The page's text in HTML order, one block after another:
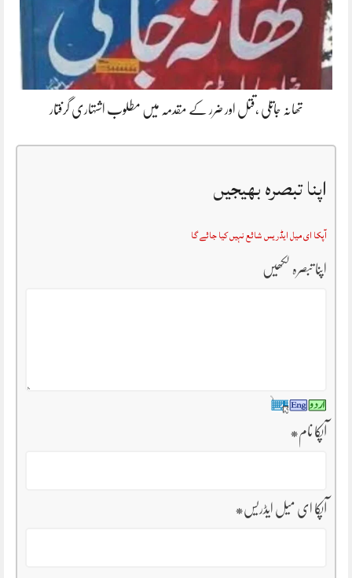
تھانہ جاتلی ،قتل اور ضرر کے مقدمہ میں مطلوب اشتہاری گرفتار
اپنا تبصرہ بھیجیں
آپکا ای میل ایڈریس شائع نہیں کیا جائے گا
اپنا تبصرہ لکھیں
آپکا نام*
آپکا ای میل ایڈریس*